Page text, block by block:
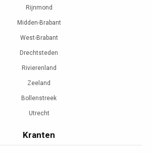
Rijnmond
Midden-Brabant
West-Brabant
Drechtsteden
Rivierenland
Zeeland
Bollenstreek
Utrecht
Kranten